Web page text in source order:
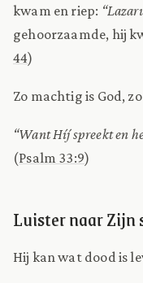
kwam en riep:
gehoorzaamde, hij
44)
Zo machtig is God,
“Want Híj spreekt en
(Psalm 33:9)
Luister naar Zijn
Hij kan wat dood is